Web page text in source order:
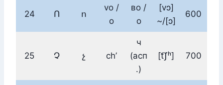
24 Ո ո
vo /
o
во /
о
[vɔ]
~/[ɔ]
600
25 Չ չ ch’
ч
(асп
.)
[t͡ʃʰ] 700